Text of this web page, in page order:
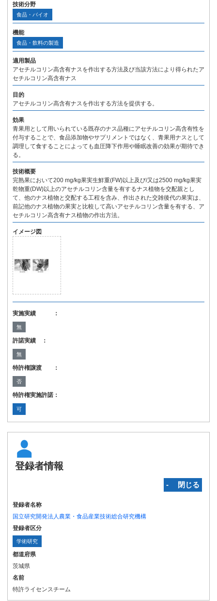
技術分野
食品・バイオ
機能
食品・飲料の製造
適用製品
アセチルコリン高含有ナスを作出する方法及び当該方法により得られたア
セチルコリン高含有ナス
目的
アセチルコリン高含有ナスを作出する方法を提供する。
効果
青果用として用いられている既存のナス品種にアセチルコリン高含有性を
付与することで、食品添加物やサプリメントではなく、青果用ナスとして
調理して食することによっても血圧降下作用や睡眠改善の効果が期待でき
る。
技術概要
完熟果において200 mg/kg果実生鮮重(FW)以上及び/又は2500 mg/kg果実
乾物重(DW)以上のアセチルコリン含量を有するナス植物を交配親とし
て、他のナス植物と交配する工程を含み、作出された交雑後代の果実は、
前記他のナス植物の果実と比較して高いアセチルコリン含量を有する、ア
セチルコリン高含有ナス植物の作出方法。
イメージ図
実施実績 ：
無
許諾実績 ：
無
特許権譲渡 ：
否
特許権実施許諾：
可
登録者情報
‐ 閉じる
登録者名称
国立研究開発法人農業・食品産業技術総合研究機構
登録者区分
学術研究
都道府県
茨城県
名前
特許ライセンスチーム